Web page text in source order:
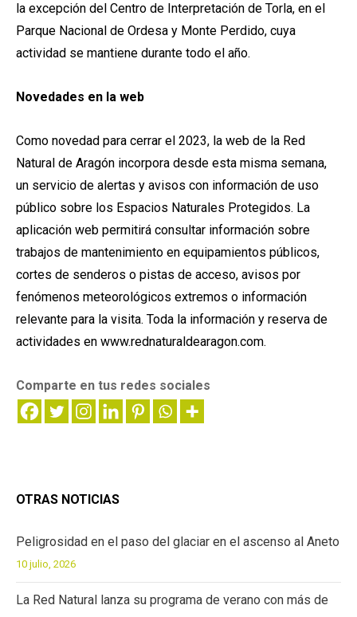
la excepción del Centro de Interpretación de Torla, en el
Parque Nacional de Ordesa y Monte Perdido, cuya
actividad se mantiene durante todo el año.
Novedades en la web
Como novedad para cerrar el 2023, la web de la Red
Natural de Aragón incorpora desde esta misma semana,
un servicio de alertas y avisos con información de uso
público sobre los Espacios Naturales Protegidos. La
aplicación web permitirá consultar información sobre
trabajos de mantenimiento en equipamientos públicos,
cortes de senderos o pistas de acceso, avisos por
fenómenos meteorológicos extremos o información
relevante para la visita. Toda la información y reserva de
actividades en www.rednaturaldearagon.com.
Comparte en tus redes sociales
OTRAS NOTICIAS
Peligrosidad en el paso del glaciar en el ascenso al Aneto
10 julio, 2026
La Red Natural lanza su programa de verano con más de